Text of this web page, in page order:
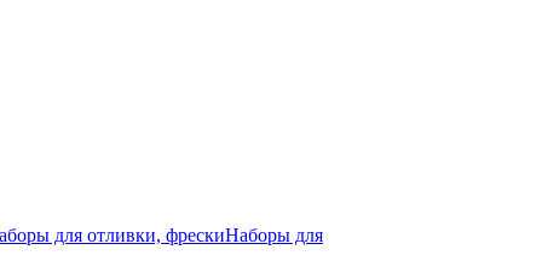
для отливки, фрескиНаборы для